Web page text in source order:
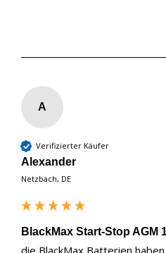
A
Verifizierter Käufer
Alexander
Netzbach, DE
BlackMax Start-Stop AGM
die BlackMax Batterien